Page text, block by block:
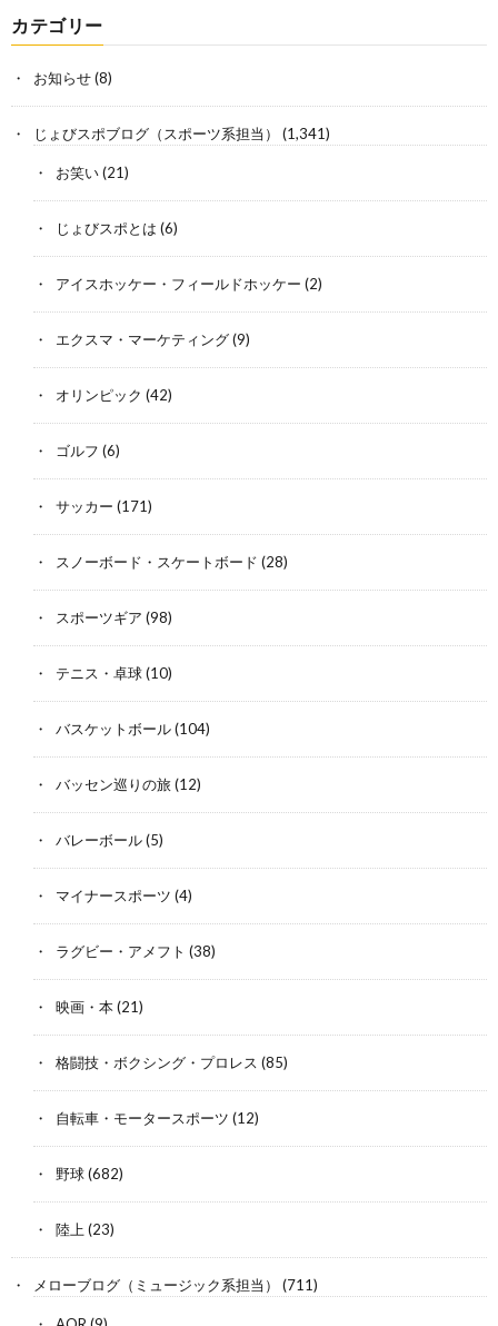
カテゴリー
お知らせ(8)
じょびスポブログ（スポーツ系担当） (1,341)
お笑い(21)
じょびスポとは (6)
アイスホッケー・フィールドホッケー (2)
エクスマ・マーケティング(9)
オリンピック (42)
ゴルフ (6)
サッカー (171)
スノーボード・スケートボード (28)
スポーツギア (98)
テニス・卓球(10)
バスケットボール(104)
バッセン巡りの旅(12)
バレーボール(5)
マイナースポーツ (4)
ラグビー・アメフト (38)
映画・本(21)
格闘技・ボクシング・プロレス (85)
自転車・モータースポーツ (12)
野球(682)
陸上 (23)
メローブログ（ミュージック系担当） (711)